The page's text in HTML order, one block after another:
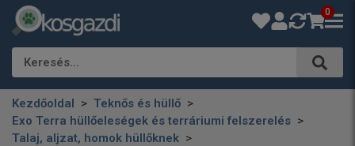
0
Keresés…
Kezdőoldal
Teknős és hüllő
Exo Terra hüllőeleségek és terráriumi felszerelés
Talaj, aljzat, homok hüllőknek